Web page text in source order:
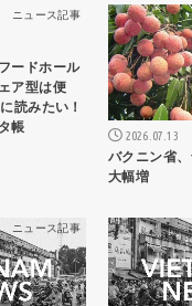
ニュース記事
ードホール
ア型は便
読みたい！
帳
2026.07.13
バクニン省
大幅増
ニュース記事